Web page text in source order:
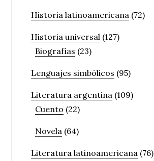
Historia latinoamericana (72)
Historia universal (127)
Biografías (23)
Lenguajes simbólicos (95)
Literatura argentina (109)
Cuento (22)
Novela (64)
Literatura latinoamericana (76)